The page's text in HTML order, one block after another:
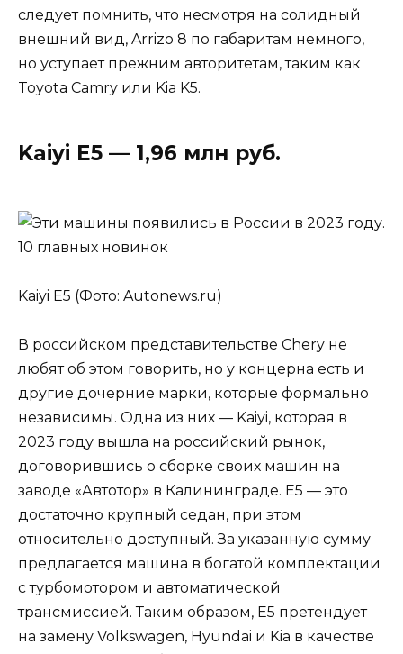
следует помнить, что несмотря на солидный
внешний вид, Arrizo 8 по габаритам немного,
но уступает прежним авторитетам, таким как
Toyota Camry или Kia K5.
Kaiyi E5 — 1,96 млн руб.
Kaiyi E5 (Фото: Autonews.ru)
В российском представительстве Chery не
любят об этом говорить, но у концерна есть и
другие дочерние марки, которые формально
независимы. Одна из них — Kaiyi, которая в
2023 году вышла на российский рынок,
договорившись о сборке своих машин на
заводе «Автотор» в Калининграде. E5 — это
достаточно крупный седан, при этом
относительно доступный. За указанную сумму
предлагается машина в богатой комплектации
с турбомотором и автоматической
трансмиссией. Таким образом, E5 претендует
на замену Volkswagen, Hyundai и Kia в качестве